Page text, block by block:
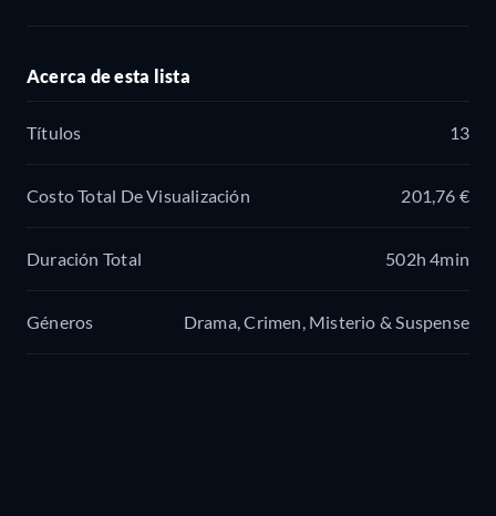
Acerca de esta lista
Títulos 13
Costo Total De Visualización 201,76 €
Duración Total 502h 4min
Géneros Drama, Crimen, Misterio & Suspense